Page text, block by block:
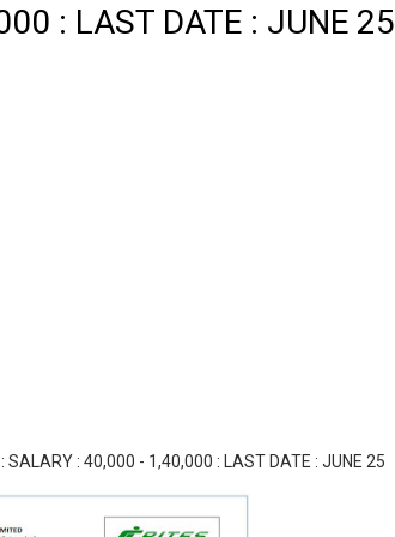
- டிசம்பர் 17
வாய்ப்பு ( டிச 18 )
: LAST DATE : JUNE 25
SALARY : 40,000 - 1,40,000 : LAST DATE : JUNE 25